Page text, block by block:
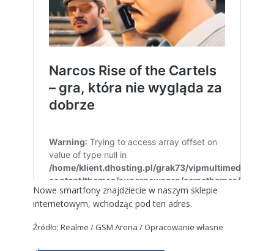
Nowe smartfony znajdziecie w naszym sklepie
internetowym, wchodząc pod ten adres.
Źródło: Realme / GSM Arena / Opracowanie własne